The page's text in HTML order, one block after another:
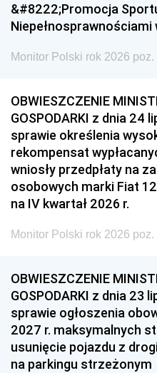
&#8222;Promocja
Niepełnosprawnościami
Monitor Polski rok 2026 poz.
OBWIESZCZENIE
GOSPODARKI z dnia 24
sprawie określenia
rekompensat
wniosły przedpłaty na
osobowych marki Fiat
na IV kwartał 2026 r.
Monitor Polski rok 2026 poz.
OBWIESZCZENIE
GOSPODARKI z dnia 23
sprawie ogłoszenia
2027 r. maksymalnych
usunięcie pojazdu z
na parkingu strzeżonym